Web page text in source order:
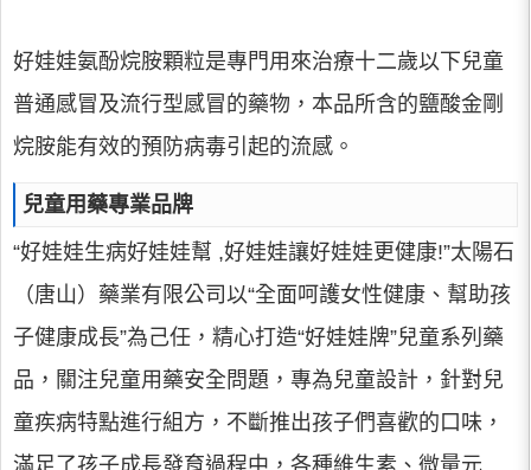
好娃娃氨酚烷胺顆粒是專門用來治療十二歲以下兒童
普通感冒及流行型感冒的藥物，本品所含的鹽酸金剛
烷胺能有效的預防病毒引起的流感。
兒童用藥專業品牌
“好娃娃生病好娃娃幫 ,好娃娃讓好娃娃更健康!”太陽石
（唐山）藥業有限公司以“全面呵護女性健康、幫助孩
子健康成長”為己任，精心打造“好娃娃牌”兒童系列藥
品，關注兒童用藥安全問題，專為兒童設計，針對兒
童疾病特點進行組方，不斷推出孩子們喜歡的口味，
滿足了孩子成長發育過程中，各種維生素、微量元